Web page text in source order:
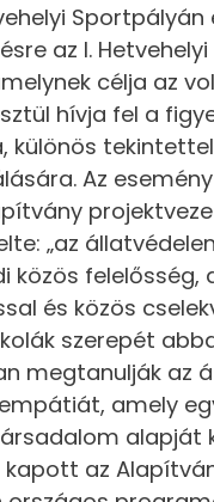
Sportpályán
az I. Hetvehelyi
célja az
hívja fel a
különös
Az
„az
közös felelősség,
és közös
szerepét
megtanulják az
amely
alapját
az